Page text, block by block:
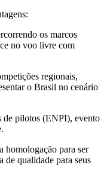
os marcos
no voo livre com
regionais,
o Brasil no cenário
de pilotos (ENPI), evento
homologação para ser
de qualidade para seus